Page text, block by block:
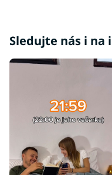
Sledujte nás i na